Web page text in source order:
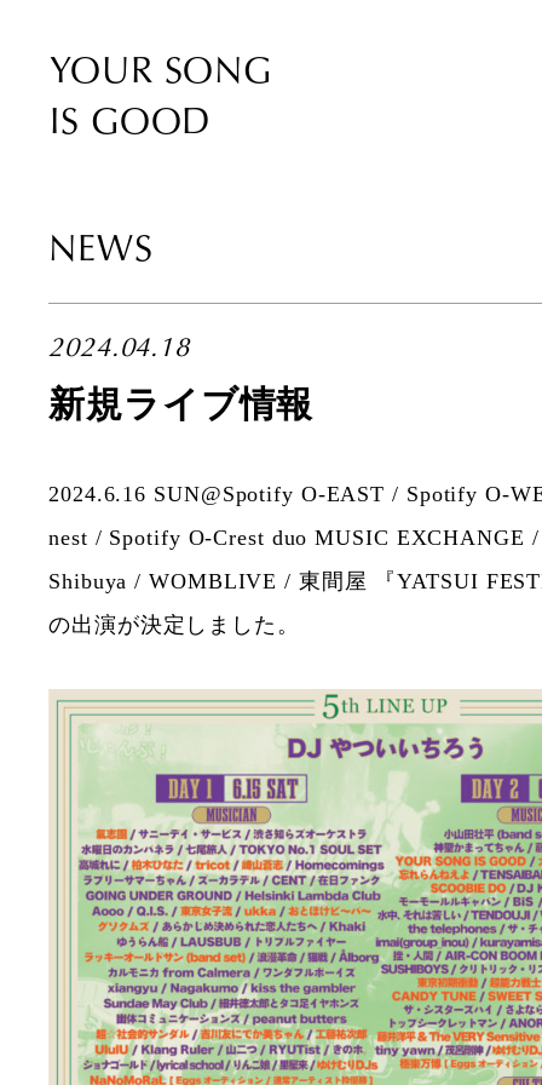
YOUR SONG
IS GOOD
NEWS
2024.04.18
新規ライブ情報
2024.6.16 SUN@Spotify O-EAST / Spotify O-
nest / Spotify O-Crest duo MUSIC EXCHANGE
Shibuya / WOMBLIVE / 東間屋 『YATSUI
の出演が決定しました。